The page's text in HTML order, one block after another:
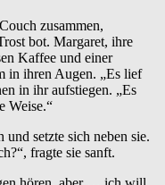
zusammen,
bot. Margaret, ihre
Kaffee und einer
in ihren Augen. „Es lief
in ihr aufstiegen. „Es
Weise.“
setzte sich neben sie.
fragte sie sanft.